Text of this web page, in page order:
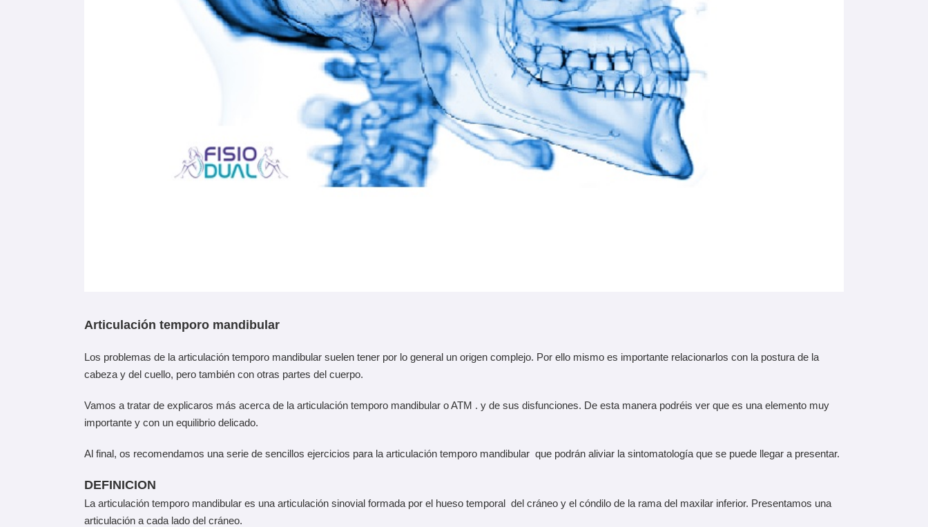
Articulación temporo mandibular
Los problemas de la articulación temporo mandibular suelen tener por lo general un origen complejo. Por ello mismo es importante relacionarlos con la postura de la
cabeza y del cuello, pero también con otras partes del cuerpo.
Vamos a tratar de explicaros más acerca de la articulación temporo mandibular o ATM . y de sus disfunciones. De esta manera podréis ver que es una elemento muy
importante y con un equilibrio delicado.
Al final, os recomendamos una serie de sencillos ejercicios para la articulación temporo mandibular que podrán aliviar la sintomatología que se puede llegar a presentar.
DEFINICION
La articulación temporo mandibular es una articulación sinovial formada por el hueso temporal del cráneo y el cóndilo de la rama del maxilar inferior. Presentamos una
articulación a cada lado del cráneo.